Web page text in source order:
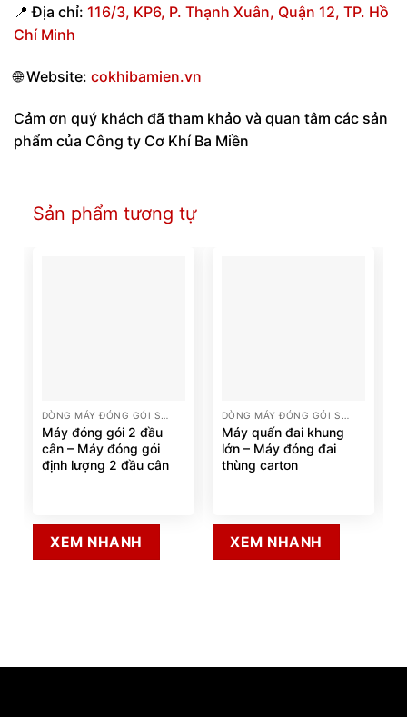
📍 Địa chỉ: 116/3, KP6, P. Thạnh Xuân, Quận 12, TP. Hồ
Chí Minh
🌐Website: cokhibamien.vn
Cảm ơn quý khách đã tham khảo và quan tâm các sản
phẩm của Công ty Cơ Khí Ba Miền
Sản phẩm tương tự
DÒNG MÁY ĐÓNG GÓI SẢN PHẨM
Máy đóng gói 2 đầu
cân – Máy đóng gói
định lượng 2 đầu cân
XEM NHANH
DÒNG MÁY ĐÓNG GÓI SẢN PHẨM
Máy quấn đai khung
lớn – Máy đóng đai
thùng carton
XEM NHANH